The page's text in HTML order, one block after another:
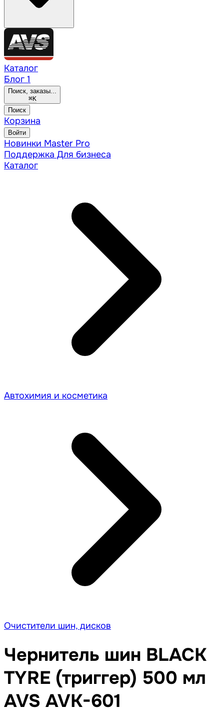
Каталог
Блог 1
Поиск, заказы...
⌘K
Поиск
Корзина
Войти
Новинки Master Pro
Поддержка Для бизнеса
Каталог
Автохимия и косметика
Очистители шин, дисков
Чернитель шин BLACK
TYRE (триггер) 500 мл
AVS AVK-601